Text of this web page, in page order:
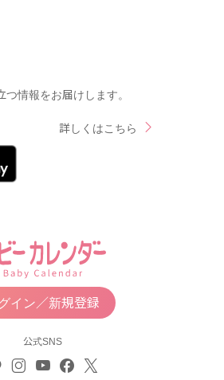
情報をお届けします。
詳しくはこちら
イン／新規登録
公式SNS